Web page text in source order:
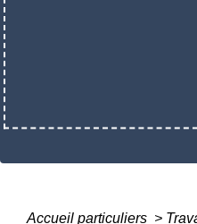
Accueil particuliers >